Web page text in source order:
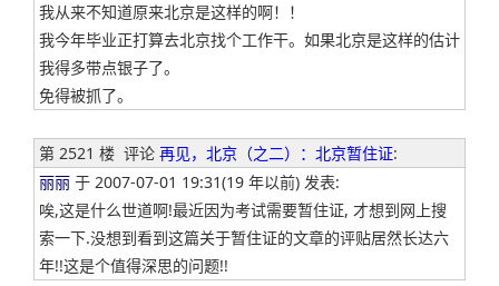
我从来不知道原来北京是这样的啊！！
我今年毕业正打算去北京找个工作干。如果北京是这样的估计
我得多带点银子了。
免得被抓了。
第 2521 楼 评论 再见，北京（之二）：北京暂住证:
丽丽 于 2007-07-01 19:31(19 年以前) 发表:
唉,这是什么世道啊!最近因为考试需要暂住证, 才想到网上搜
索一下.没想到看到这篇关于暂住证的文章的评贴居然长达六
年!!这是个值得深思的问题!!